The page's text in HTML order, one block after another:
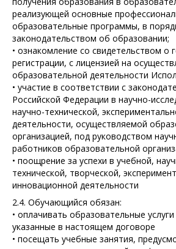
реализующей основные
образовательные программы, в
законодательством об образовании;
• ознакомление со свидетельством о
регистрации, с лицензией на
образовательной деятельности
• участие в соответствии с
Российской Федерации в научно-
научно-технической,
деятельности, осуществляемой
организацией, под руководством
работников образовательной
• поощрение за успехи в учебной,
технической, творческой,
инновационной деятельности
2.4. Обучающийся обязан:
• оплачивать образовательные
указанные в настоящем договоре
• посещать учебные занятия,